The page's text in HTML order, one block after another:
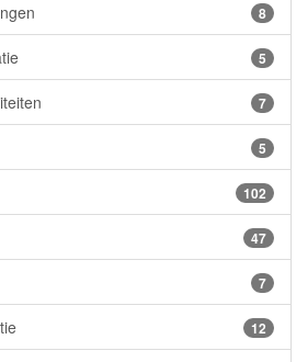
8
5
7
5
102
47
7
12